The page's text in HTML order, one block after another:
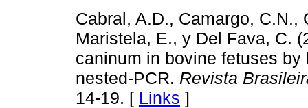
Cabral, A.D., Camargo, C.N.,
Maristela, E., y Del Fava, C.
caninum in bovine fetuses
nested-PCR. Revista
14-19. [ Links ]